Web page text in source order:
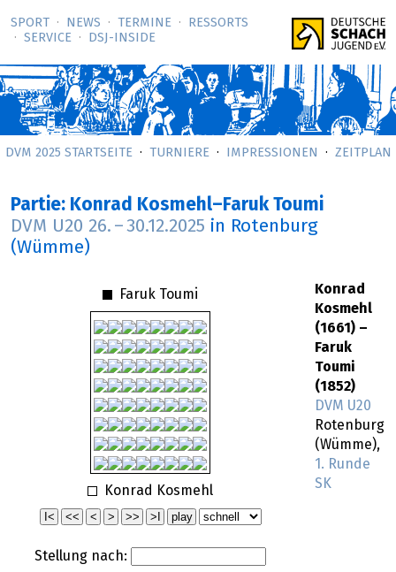
SPORT NEWS TERMINE
RESSORTS
SERVICE
DSJ-­INSIDE
DVM 2025 STARTSEITE TURNIERE IMPRESSIONEN ZEITPLAN
Partie: Konrad Kosmehl–Faruk Toumi
DVM U20 26. – 30.12.2025 in Rotenburg
(Wümme)
Faruk Toumi
Konrad Kosmehl
Stellung nach:
Konrad
Kosmehl
(1661) –
Faruk
Toumi
(1852)
DVM U20
Rotenburg
(Wümme),
1. Runde
SK